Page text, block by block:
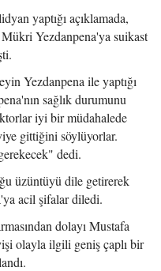
yaptığı açıklamada,
Yezdanpena'ya suikast
Yezdanpena ile yaptığı
sağlık durumunu
iyi bir müdahalede
gittiğini söylüyorlar.
dedi.
üzüntüyü dile getirerek
acil şifalar diledi.
dolayı Mustafa
olayla ilgili geniş çaplı bir